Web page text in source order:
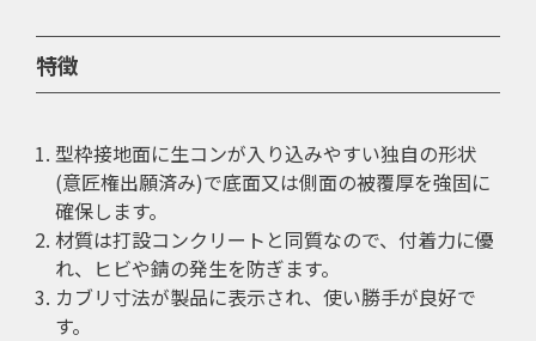
特徴
型枠接地面に生コンが入り込みやすい独自の形状
(意匠権出願済み)で底面又は側面の被覆厚を強固に
確保します。
材質は打設コンクリートと同質なので、付着力に優
れ、ヒビや錆の発生を防ぎます。
カブリ寸法が製品に表示され、使い勝手が良好で
す。